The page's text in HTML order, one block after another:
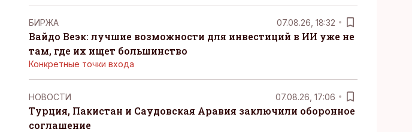
БИРЖА 07.08.26, 18:32
Вайдо Веэк: лучшие возможности для инвестиций в ИИ уже не
там, где их ищет большинство
Конкретные точки входа
НОВОСТИ 07.08.26, 17:06
Турция, Пакистан и Саудовская Аравия заключили оборонное
соглашение